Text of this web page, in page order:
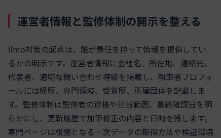
運営者情報と監修体制の開示を整える
llmo対策の起点は、誰が責任を持って情報を提供してい
るかの明示です。運営者情報に会社名、所在地、連絡先、
代表者、適切な問い合わせ導線を掲載し、執筆者プロフィ
ールには経歴、専門領域、受賞歴、所属団体を記載しま
す。監修体制は監修者の資格や担当範囲、最終確認日を明
らかにし、更新履歴で加筆修正の内容と日時を残します。
専門ページは根拠となる一次データの取得方法や検証環境